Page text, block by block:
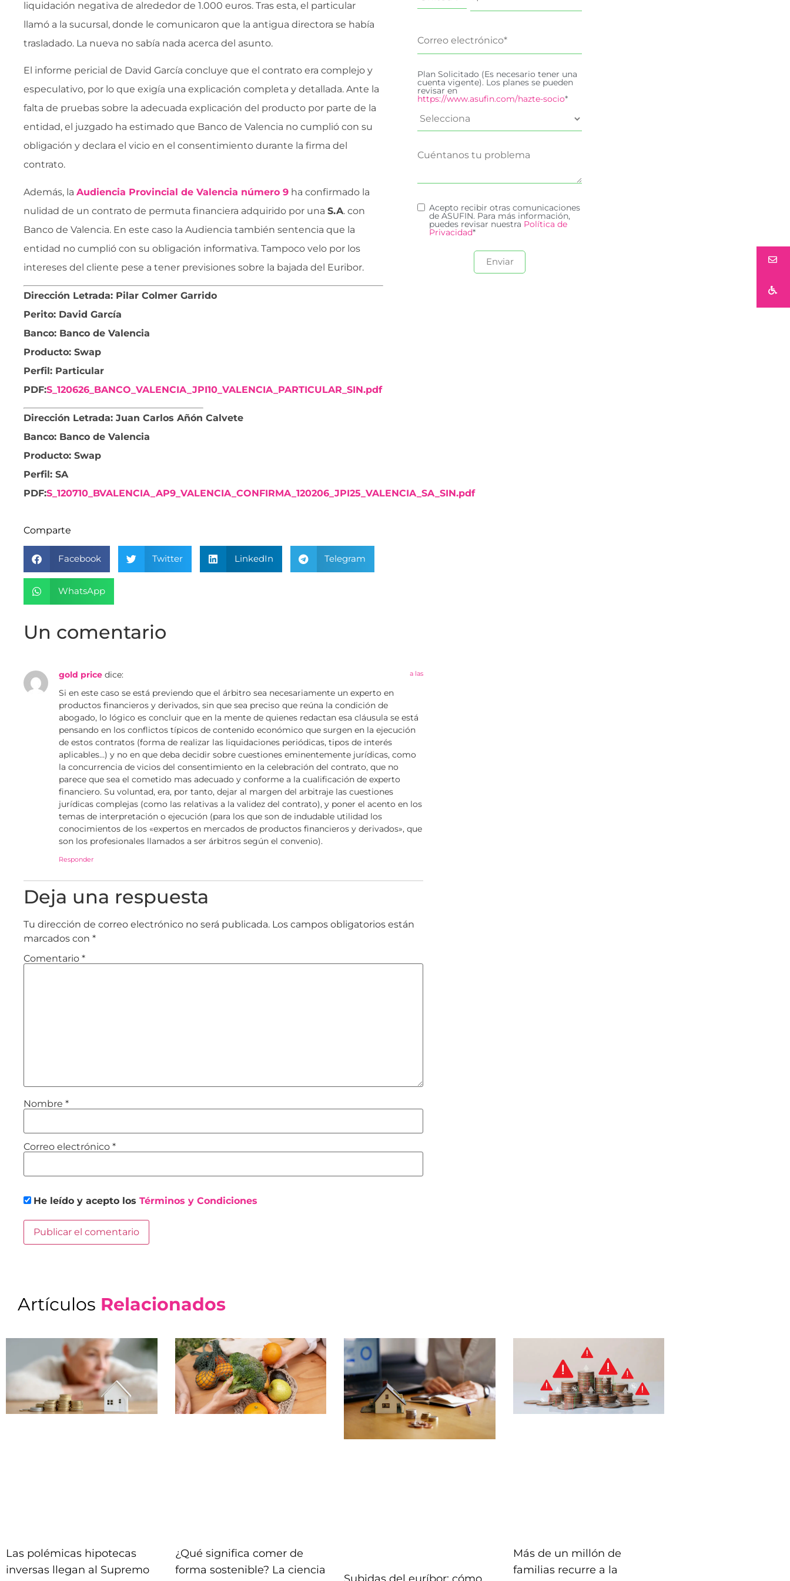
liquidación negativa de alrededor de 1.000 euros. Tras esta, el particular
llamó a la sucursal, donde le comunicaron que la antigua directora se había
trasladado. La nueva no sabía nada acerca del asunto.
El informe pericial de David García concluye que el contrato era complejo y
especulativo, por lo que exigía una explicación completa y detallada. Ante la
falta de pruebas sobre la adecuada explicación del producto por parte de la
entidad, el juzgado ha estimado que Banco de Valencia no cumplió con su
obligación y declara el vicio en el consentimiento durante la firma del
contrato.
Además, la Audiencia Provincial de Valencia número 9 ha confirmado la
nulidad de un contrato de permuta financiera adquirido por una S.A. con
Banco de Valencia. En este caso la Audiencia también sentencia que la
entidad no cumplió con su obligación informativa. Tampoco velo por los
intereses del cliente pese a tener previsiones sobre la bajada del Euribor.
Dirección Letrada: Pilar Colmer Garrido
Perito: David García
Banco: Banco de Valencia
Producto: Swap
Perfil: Particular
PDF:S_120626_BANCO_VALENCIA_JPI10_VALENCIA_PARTICULAR_SIN.pdf
Dirección Letrada: Juan Carlos Añón Calvete
Banco: Banco de Valencia
Producto: Swap
Perfil: SA
PDF:S_120710_BVALENCIA_AP9_VALENCIA_CONFIRMA_120206_JPI25_VALENCIA_SA_SIN.pdf
Comparte
Facebook Twitter LinkedIn Telegram
WhatsApp
Un comentario
gold price dice: a las
Si en este caso se está previendo que el árbitro sea necesariamente un experto en
productos financieros y derivados, sin que sea preciso que reúna la condición de
abogado, lo lógico es concluir que en la mente de quienes redactan esa cláusula se está
pensando en los conflictos típicos de contenido económico que surgen en la ejecución
de estos contratos (forma de realizar las liquidaciones periódicas, tipos de interés
aplicables…) y no en que deba decidir sobre cuestiones eminentemente jurídicas, como
la concurrencia de vicios del consentimiento en la celebración del contrato, que no
parece que sea el cometido mas adecuado y conforme a la cualificación de experto
financiero. Su voluntad, era, por tanto, dejar al margen del arbitraje las cuestiones
jurídicas complejas (como las relativas a la validez del contrato), y poner el acento en los
temas de interpretación o ejecución (para los que son de indudable utilidad los
conocimientos de los «expertos en mercados de productos financieros y derivados», que
son los profesionales llamados a ser árbitros según el convenio).
Responder
Deja una respuesta
Tu dirección de correo electrónico no será publicada. Los campos obligatorios están
marcados con *
Comentario *
Nombre *
Correo electrónico *
He leído y acepto los Términos y Condiciones
Plan Solicitado (Es necesario tener una
cuenta vigente). Los planes se pueden
revisar en
https://www.asufin.com/hazte-socio*
Acepto recibir otras comunicaciones
de ASUFIN. Para más información,
puedes revisar nuestra Política de
Privacidad*
Artículos Relacionados
Las polémicas hipotecas
inversas llegan al Supremo
¿Qué significa comer de
forma sostenible? La ciencia
Más de un millón de
familias recurre a la